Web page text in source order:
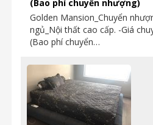
(Bao phí chuyển nhượng)
Golden Mansion_Chuyển
ngủ_Nội thất cao cấp. -Giá
(Bao phí chuyển…